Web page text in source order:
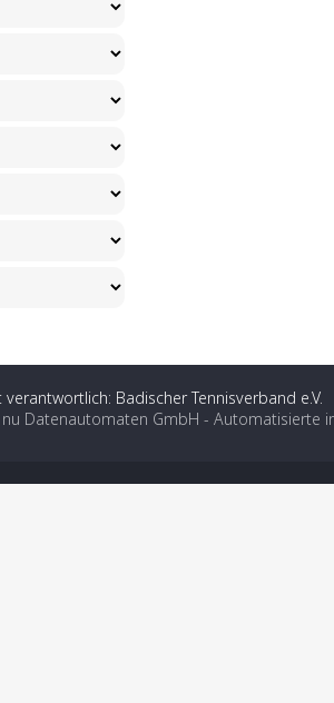
Badischer Tennisverband e.V.
nu Datenautomaten GmbH - Automatisierte